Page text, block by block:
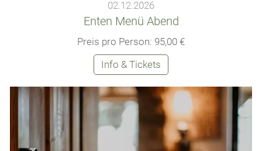
02.12.2026
Enten Menü Abend
Preis pro Person: 95,00 €
Info & Tickets